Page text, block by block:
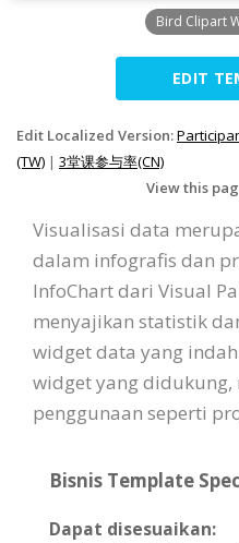
Bird Clipart
EDIT
Edit Localized Version:
(TW) | 3堂课参与率(CN)
View this
Visualisasi data
dalam infografis dan
InfoChart dari Visual
menyajikan statistik
widget data yang
widget yang didukung,
penggunaan seperti
Bisnis Template
Dapat disesuaikan: